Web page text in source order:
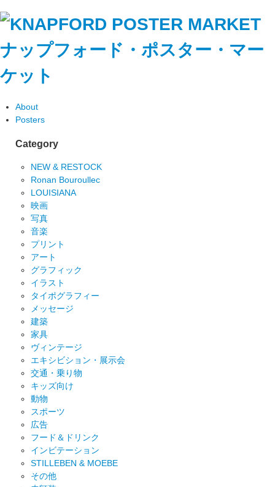
ナップフォード・ポスター・マー
ケット
About
Posters
Category
NEW & RESTOCK
Ronan Bouroullec
LOUISIANA
映画
写真
音楽
プリント
アート
グラフィック
イラスト
タイポグラフィー
メッセージ
建築
家具
ヴィンテージ
エキシビション・展示会
交通・乗り物
キッズ向け
動物
スポーツ
広告
フード＆ドリンク
インビテーション
STILLEBEN & MOEBE
その他